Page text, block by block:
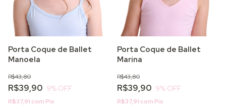
Porta Coque de Ballet
Manoela
R$39,90
R$43,80
9% OFF
R$37,91 com Pix
Porta Coque de Ballet
Marina
R$39,90
R$43,80
9% OFF
R$37,91 com Pix